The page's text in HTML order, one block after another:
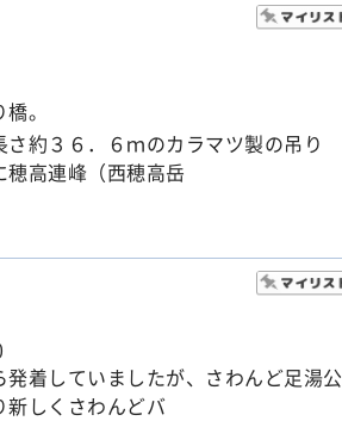
。
約３６．６ｍのカラマツ製の吊り
高連峰（西穂高岳
着していましたが、さわんど足湯公
新しくさわんどバ